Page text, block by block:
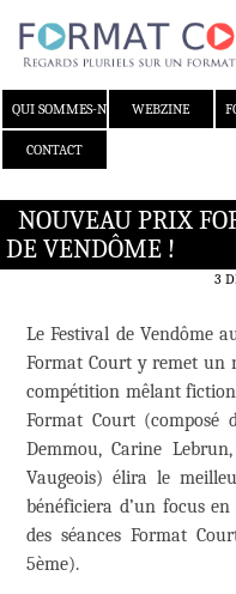
QUI SOMMES-NOUS ?WEBZINE
CONTACT
NOUVEAU PRIX
DE VENDÔME !
3
Le Festival de Vendôme
Format Court y remet un
compétition mêlant
Format Court (composé
Demmou, Carine
Vaugeois) élira le
bénéficiera d’un focus
des séances Format
5ème).